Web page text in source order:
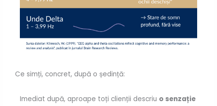
Ce simți, concret, după o ședință:
Imediat după, aproape toți clienții descriu o senzație